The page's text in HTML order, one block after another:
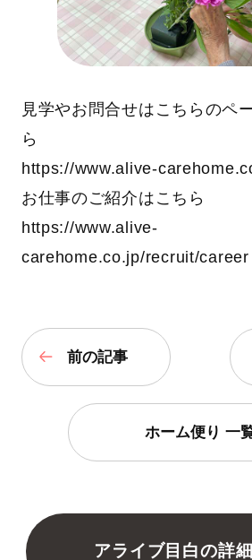
見学やお問合せはこちらのペ
ら
https://www.alive-
お仕事のご紹介はこちら
https://www.alive-
carehome.co.jp/recruit/career
前の記事
ホーム便り 一
アライブ目白の詳